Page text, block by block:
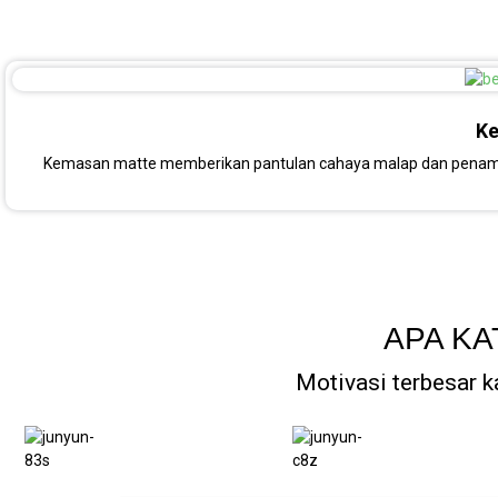
Kemasan matte memberikan pantulan cahaya malap dan
APA
Motivasi terbesar